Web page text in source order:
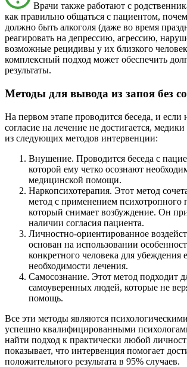
Врачи также работают с
как правильно общаться с пациентом,
должно быть алкоголя (даже во время
реагировать на депрессию, агрессию,
возможные рецидивы у их близкого
комплексный подход может обеспечить
результаты.
Методы для вывода из запоя без
На первом этапе проводится беседа, и если
согласие на лечение не достигается,
из следующих методов интервенции:
Внушение. Проводится беседа с
которой ему четко осознают
медицинской помощи.
Наркопсихотерапия. Этот метод
метод с применением психотропного
который снимает возбуждение. Он
наличии согласия пациента.
Личностно-ориентированное
основан на использовании
конкретного человека для убеждения
необходимости лечения.
Самосознание. Этот метод подходит
самоуверенных людей, которые не
помощь.
Все эти методы являются
успешно квалифицированными
найти подход к практически любой
показывает, что интервенция помогает
положительного результата в 95% случаев.